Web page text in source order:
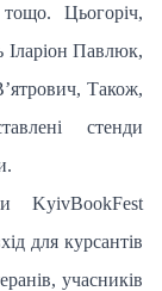
тощо. Цьогоріч,
Іларіон Павлюк,
Також,
стенди
KyivBookFest
для курсантів
учасників